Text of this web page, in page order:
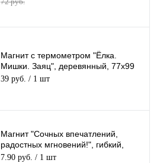
Магнит с термометром "Ёлка.
Мишки. Заяц", деревянный, 77х99
мм
39 руб. / 1 шт
Магнит "Сочных впечатлений,
радостных мгновений!", гибкий,
70х100 мм
7.90 руб. / 1 шт